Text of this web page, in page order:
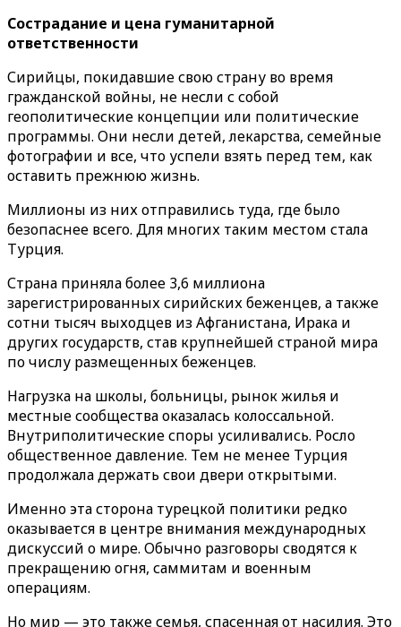
Сострадание и цена гуманитарной
ответственности
Сирийцы, покидавшие свою страну во время
гражданской войны, не несли с собой
геополитические концепции или политические
программы. Они несли детей, лекарства, семейные
фотографии и все, что успели взять перед тем, как
оставить прежнюю жизнь.
Миллионы из них отправились туда, где было
безопаснее всего. Для многих таким местом стала
Турция.
Страна приняла более 3,6 миллиона
зарегистрированных сирийских беженцев, а также
сотни тысяч выходцев из Афганистана, Ирака и
других государств, став крупнейшей страной мира
по числу размещенных беженцев.
Нагрузка на школы, больницы, рынок жилья и
местные сообщества оказалась колоссальной.
Внутриполитические споры усиливались. Росло
общественное давление. Тем не менее Турция
продолжала держать свои двери открытыми.
Именно эта сторона турецкой политики редко
оказывается в центре внимания международных
дискуссий о мире. Обычно разговоры сводятся к
прекращению огня, саммитам и военным
операциям.
Но мир — это также семья, спасенная от насилия. Это